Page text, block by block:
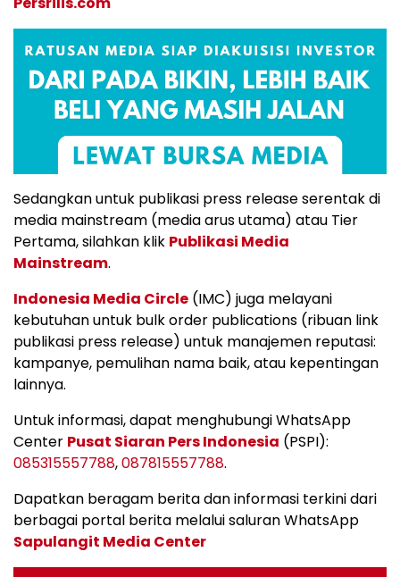
Sedangkan untuk publikasi press release serentak di
media mainstream (media arus utama) atau Tier
Pertama, silahkan klik Publikasi Media
Mainstream.
Indonesia Media Circle (IMC) juga melayani
kebutuhan untuk bulk order publications (ribuan link
publikasi press release) untuk manajemen reputasi:
kampanye, pemulihan nama baik, atau kepentingan
lainnya.
Untuk informasi, dapat menghubungi WhatsApp
Center Pusat Siaran Pers Indonesia (PSPI):
085315557788,087815557788.
Dapatkan beragam berita dan informasi terkini dari
berbagai portal berita melalui saluran WhatsApp
Sapulangit Media Center